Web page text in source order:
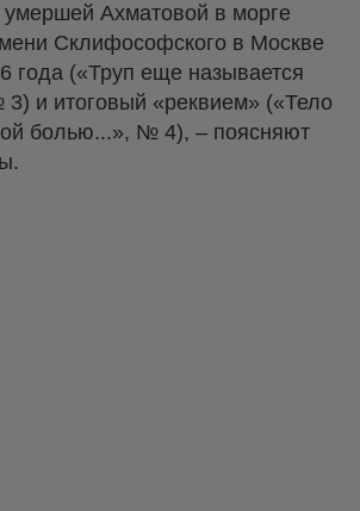
Ахматовой в морге
Склифософского в Москве
года («Труп еще называется
и итоговый «реквием» («Тело
болью...», № 4), – поясняют